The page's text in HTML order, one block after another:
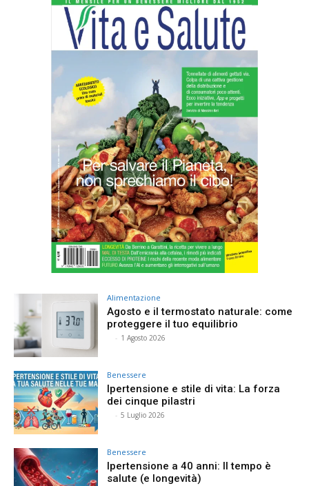
Alimentazione
Agosto e il termostato naturale: come
proteggere il tuo equilibrio
- 1 Agosto 2026
Benessere
Ipertensione e stile di vita: La forza
dei cinque pilastri
- 5 Luglio 2026
Benessere
Ipertensione a 40 anni: Il tempo è
salute (e longevità)